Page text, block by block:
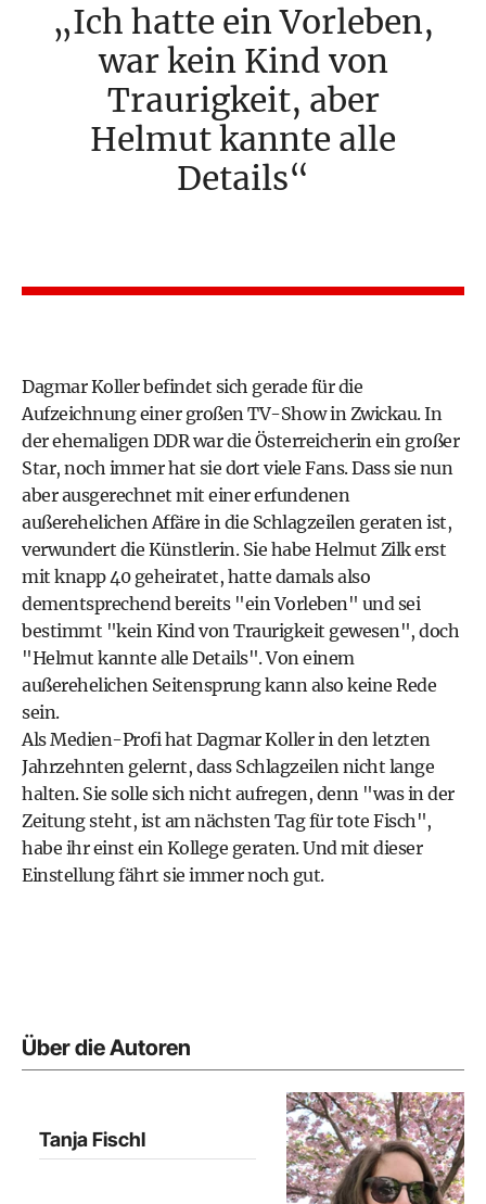
Ich hatte ein Vorleben,
war kein Kind von
Traurigkeit, aber
Helmut kannte alle
Details
Dagmar Koller befindet sich gerade für die
Aufzeichnung einer großen TV-Show in Zwickau. In
der ehemaligen DDR war die Österreicherin ein großer
Star, noch immer hat sie dort viele Fans. Dass sie nun
aber ausgerechnet mit einer erfundenen
außerehelichen Affäre in die Schlagzeilen geraten ist,
verwundert die Künstlerin. Sie habe Helmut Zilk erst
mit knapp 40 geheiratet, hatte damals also
dementsprechend bereits "ein Vorleben" und sei
bestimmt "kein Kind von Traurigkeit gewesen", doch
"Helmut kannte alle Details". Von einem
außerehelichen Seitensprung kann also keine Rede
sein.
Als Medien-Profi hat Dagmar Koller in den letzten
Jahrzehnten gelernt, dass Schlagzeilen nicht lange
halten. Sie solle sich nicht aufregen, denn "was in der
Zeitung steht, ist am nächsten Tag für tote Fisch",
habe ihr einst ein Kollege geraten. Und mit dieser
Einstellung fährt sie immer noch gut.
Über die Autoren
Tanja Fischl